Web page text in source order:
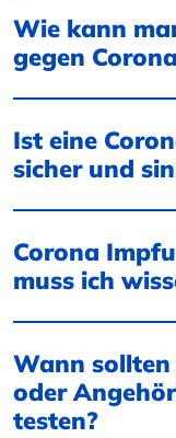
Wie kann
gegen
Ist eine
sicher und
Corona
muss ich
Wann sollten
oder
testen?